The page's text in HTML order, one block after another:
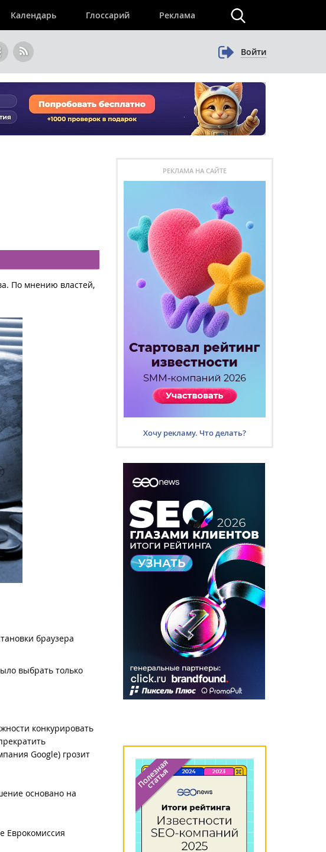
Календарь Глоссарий Реклама
Войти
По мнению властей,
браузера
выбрать только
конкурировать
Google) грозит
основано на
Еврокомиссия
РЕКЛАМА НА САЙТЕ
Хочу рекламу. Что делать?